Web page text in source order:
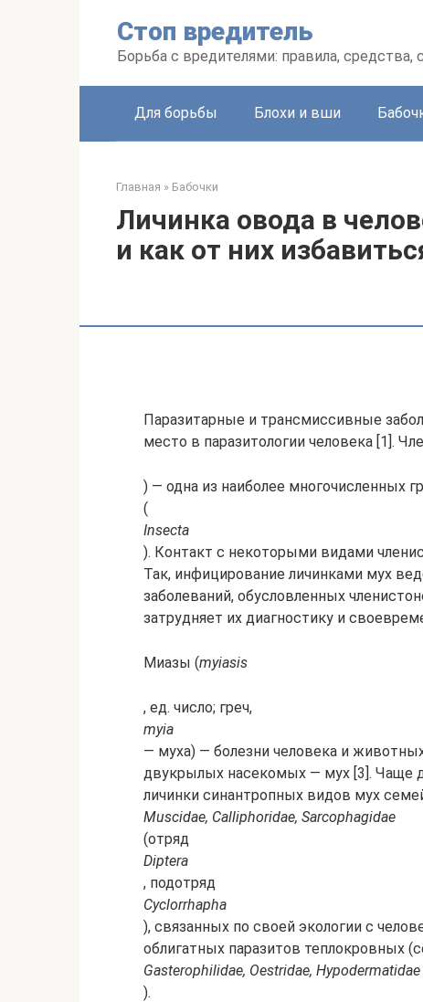
Стоп вредитель
Борьба с вредителями: правила, средства,
Для борьбы Блохи и вши
Главная » Бабочки
Личинка овода в
и как от них
Паразитарные и трансмиссивные
место в паразитологии человека [1].
) — одна из наиболее многочисленных
(
Insecta
). Контакт с некоторыми видами
Так, инфицирование личинками мух
заболеваний, обусловленных
затрудняет их диагностику и
Миазы (myiasis
, ед. число; греч,
myia
— муха) — болезни человека и
двукрылых насекомых — мух [3]. Чаще
личинки синантропных видов мух
Muscidae, Calliphoridae, Sarcophagidae
(отряд
Diptera
, подотряд
Cyclorrhapha
), связанных по своей экологии с
облигатных паразитов теплокровных
Gasterophilidae, Oestridae, Hypodermatidae
).